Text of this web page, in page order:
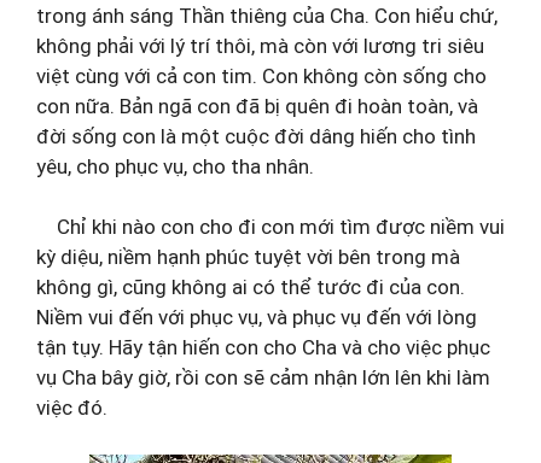
trong ánh sáng Thần thiêng của Cha. Con hiểu chứ,
không phải với lý trí thôi, mà còn với lương tri siêu
việt cùng với cả con tim. Con không còn sống cho
con nữa. Bản ngã con đã bị quên đi hoàn toàn, và
đời sống con là một cuộc đời dâng hiến cho tình
yêu, cho phục vụ, cho tha nhân.
Chỉ khi nào con cho đi con mới tìm được niềm vui
kỳ diệu, niềm hạnh phúc tuyệt vời bên trong mà
không gì, cũng không ai có thể tước đi của con.
Niềm vui đến với phục vụ, và phục vụ đến với lòng
tận tụy. Hãy tận hiến con cho Cha và cho việc phục
vụ Cha bây giờ, rồi con sẽ cảm nhận lớn lên khi làm
việc đó.